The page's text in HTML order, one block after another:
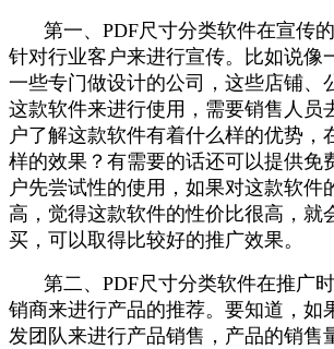
第一、PDF尺寸分类软件在宣传
针对行业客户来进行宣传。比如说像
一些专门做设计的公司，这些店铺、
这款软件来进行使用，需要销售人员
户了解这款软件有着什么样的优势，
样的效果？有需要的话还可以提供免
户先尝试性的使用，如果对这款软件
高，觉得这款软件的性价比很高，就
买，可以取得比较好的推广效果。
第二、PDF尺寸分类软件在推广
销商来进行产品的推荐。要知道，如
发团队来进行产品销售，产品的销售